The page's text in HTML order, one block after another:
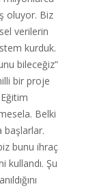
oluyor. Biz
verilerin
kurduk.
bileceğiz”
bir proje
Belki
başlarlar.
bunu ihraç
kullandı. Şu